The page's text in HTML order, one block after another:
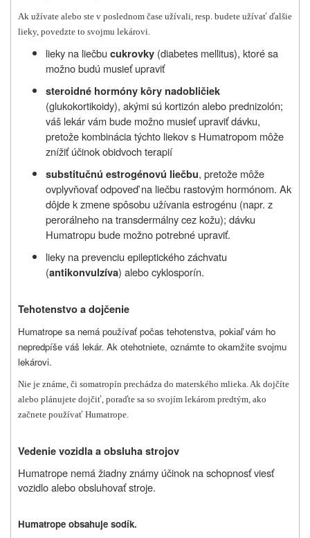
Ak užívate alebo ste v poslednom čase užívali, resp. budete užívať ďalšie
lieky, povedzte to svojmu lekárovi.
lieky na liečbu cukrovky (diabetes mellitus), ktoré sa
možno budú musieť upraviť
steroidné hormóny kôry nadobličiek
(glukokortikoidy), akými sú kortizón alebo prednizolón;
váš lekár vám bude možno musieť upraviť dávku,
pretože kombinácia týchto liekov s Humatropom môže
znížiť účinok obidvoch terapií
substitučnú estrogénovú liečbu, pretože môže
ovplyvňovať odpoveď na liečbu rastovým hormónom. Ak
dôjde k zmene spôsobu užívania estrogénu (napr. z
perorálneho na transdermálny cez kožu); dávku
Humatropu bude možno potrebné upraviť.
lieky na prevenciu epileptického záchvatu
(antikonvulzíva) alebo cyklosporín.
Tehotenstvo a dojčenie
Humatrope sa nemá používať počas tehotenstva, pokiaľ vám ho
nepredpíše váš lekár. Ak otehotniete, oznámte to okamžite svojmu
lekárovi.
Nie je známe, či somatropín prechádza do materského mlieka. Ak dojčíte
alebo plánujete dojčiť, poraďte sa so svojím lekárom predtým, ako
začnete používať Humatrope.
Vedenie vozidla a obsluha strojov
Humatrope nemá žiadny známy účinok na schopnosť viesť
vozidlo alebo obsluhovať stroje.
Humatrope obsahuje sodík.